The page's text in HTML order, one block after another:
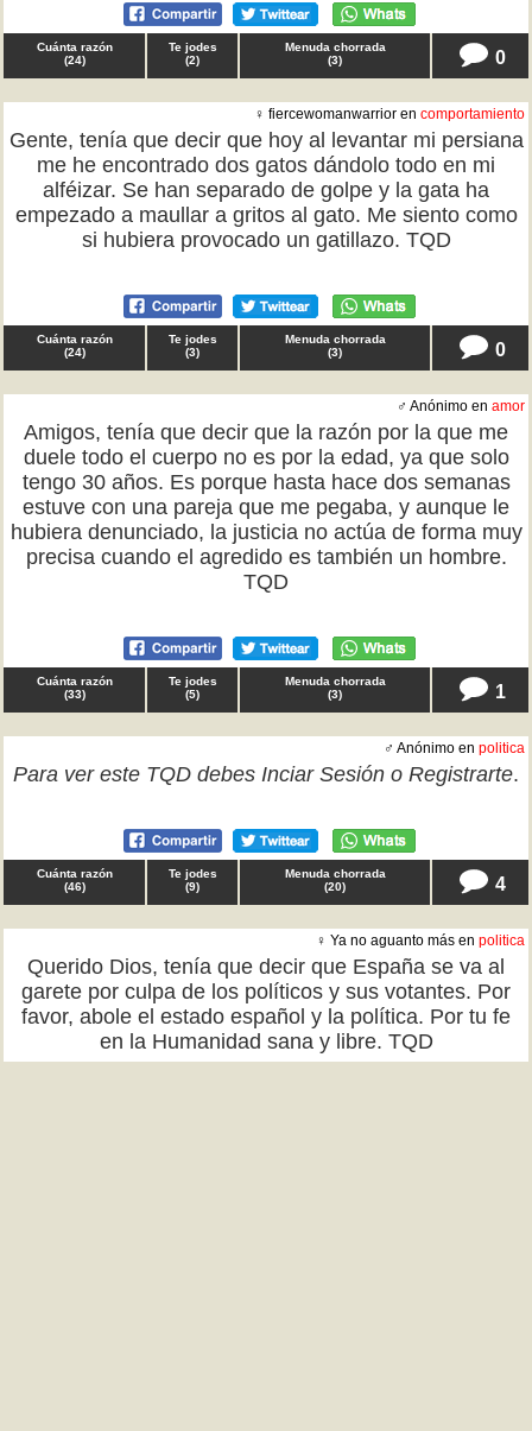
Cuánta razón
(24)
Te jodes
(2)
Menuda chorrada
(3) 0
♀ fiercewomanwarrior en comportamiento
Gente, tenía que decir que hoy al levantar mi persiana
me he encontrado dos gatos dándolo todo en mi
alféizar. Se han separado de golpe y la gata ha
empezado a maullar a gritos al gato. Me siento como
si hubiera provocado un gatillazo. TQD
Cuánta razón
(24)
Te jodes
(3)
Menuda chorrada
(3) 0
♂ Anónimo en amor
Amigos, tenía que decir que la razón por la que me
duele todo el cuerpo no es por la edad, ya que solo
tengo 30 años. Es porque hasta hace dos semanas
estuve con una pareja que me pegaba, y aunque le
hubiera denunciado, la justicia no actúa de forma muy
precisa cuando el agredido es también un hombre.
TQD
Cuánta razón
(33)
Te jodes
(5)
Menuda chorrada
(3) 1
♂ Anónimo en politica
Para ver este TQD debes Inciar Sesión o Registrarte.
Cuánta razón
(46)
Te jodes
(9)
Menuda chorrada
(20) 4
♀ Ya no aguanto más en politica
Querido Dios, tenía que decir que España se va al
garete por culpa de los políticos y sus votantes. Por
favor, abole el estado español y la política. Por tu fe
en la Humanidad sana y libre. TQD